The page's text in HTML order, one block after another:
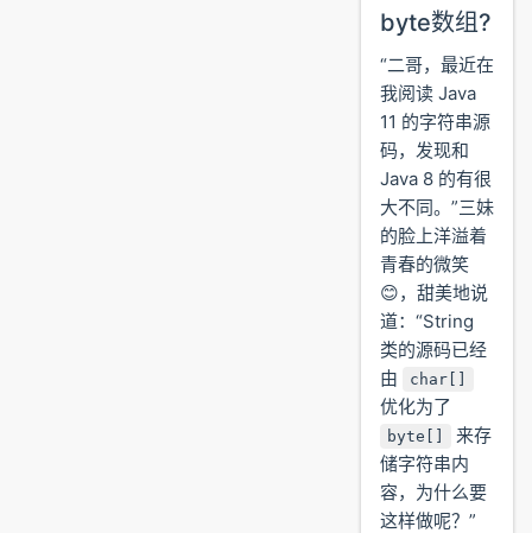
byte数组?
“二哥，最近在
我阅读 Java
11 的字符串源
码，发现和
Java 8 的有很
大不同。”三妹
的脸上洋溢着
青春的微笑
😊，甜美地说
道：“String
类的源码已经
由
char[]
优化为了
byte[]
来存
储字符串内
容，为什么要
这样做呢？”